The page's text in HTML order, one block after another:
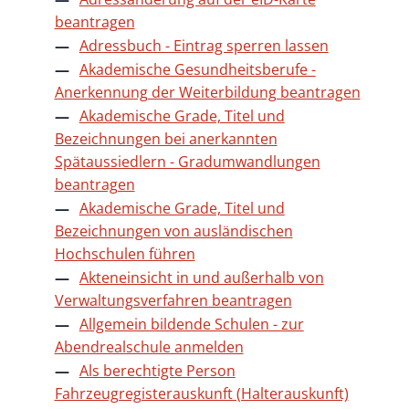
beantragen
Adressbuch - Eintrag sperren lassen
Akademische Gesundheitsberufe -
Anerkennung der Weiterbildung beantragen
Akademische Grade, Titel und
Bezeichnungen bei anerkannten
Spätaussiedlern - Gradumwandlungen
beantragen
Akademische Grade, Titel und
Bezeichnungen von ausländischen
Hochschulen führen
Akteneinsicht in und außerhalb von
Verwaltungsverfahren beantragen
Allgemein bildende Schulen - zur
Abendrealschule anmelden
Als berechtigte Person
Fahrzeugregisterauskunft (Halterauskunft)